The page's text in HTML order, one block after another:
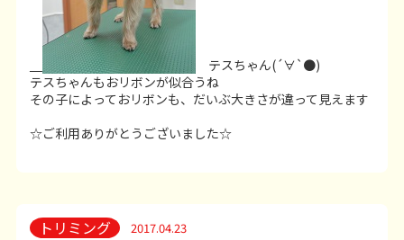
テスちゃん(´∀`●)
テスちゃんもおリボンが似合うね
その子によっておリボンも、だいぶ大きさが違って見えます
☆ご利用ありがとうございました☆
トリミング 2017.04.23